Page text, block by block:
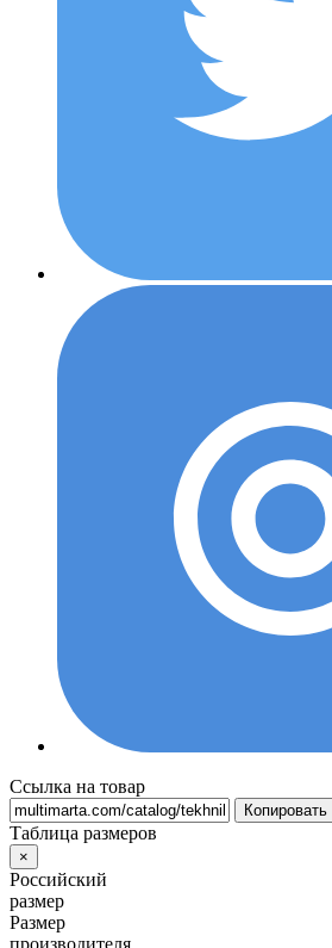
Ссылка на товар
Копировать
Таблица размеров
×
Российский
размер
Размер
производителя